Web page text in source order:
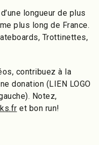
longueur de plus
plus long de France.
Trottinettes,
contribuez à la
donation (LIEN LOGO
Notez,
et bon run!